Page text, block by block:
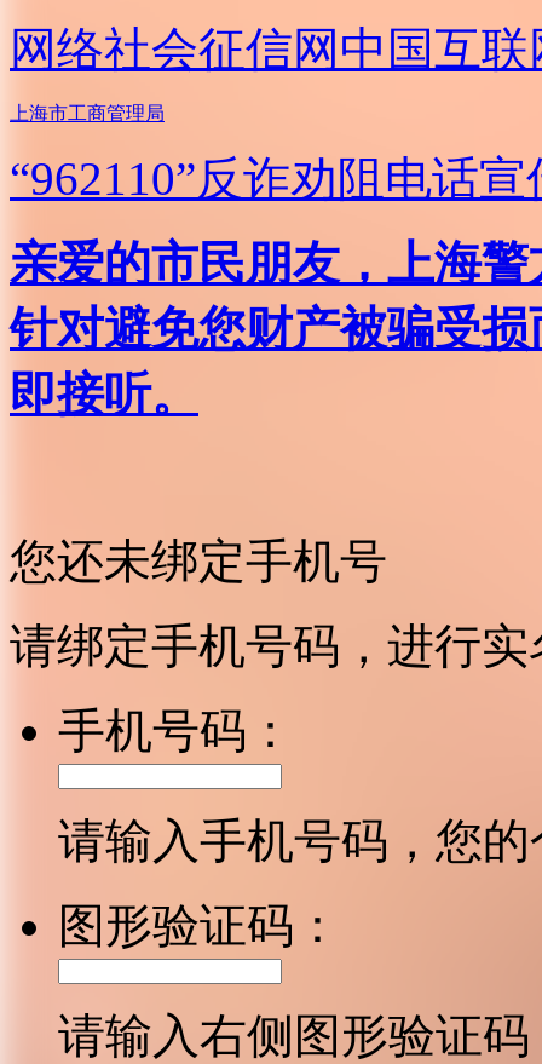
网络社会征信网 中国互
上海市工商管理局
“962110”反诈劝阻电话宣
亲爱的市民朋友，上海
针对避免您财产被骗受
即接听。
您还未绑定手机号
请绑定手机号码，进行
手机号码：
请输入手机号码，您
图形验证码：
请输入右侧图形验证码